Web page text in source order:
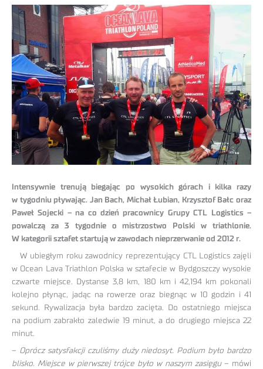
Intensywnie trenują biegając po wysokich górach i kilka razy
w tygodniu pływając. Jan Bach, Michał Łubian, Krzysztof Bałc oraz
Paweł Sojecki – na co dzień pracownicy Grupy CTL Logistics –
powalczą za 3 tygodnie o mistrzostwo Polski w triathlonie.
W kategorii sztafet startują w zawodach nieprzerwanie od 2012 r.
W ubiegłym roku zawodnicy reprezentujący CTL Logistics zajęli
w Ocean Lava Triathlon Polska w sztafecie w Bydgoszczy wysokie
czwarte miejsce. Dystanse 3,8 km, 180 km i 42,194 km pokonali
kolejno płynąc, jadąc na rowerze oraz biegnąc w 10 godzin i 41
sekund. Rywalizacja była bardzo zacięta. Do ostatniego miejsca
na podium zabrakło zaledwie 19 minut, a do drugiego miejsca 22
minut.
– Oprócz satysfakcji czuliśmy duży niedosyt. Podium było bardzo
blisko. Miejsce w pierwszej trójce było w naszym zasięgu– mówi